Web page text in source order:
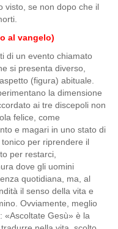
visto, se non dopo che il
al vangelo)
di un evento chiamato
si presenta diverso,
(figura) abituale.
la dimensione
ai tre discepoli non
felice, come
e magari in uno stato di
per riprendere il
per restarci,
dove gli uomini
quotidiana, ma, al
il senso della vita e
Ovviamente, meglio
«Ascoltate Gesù» è la